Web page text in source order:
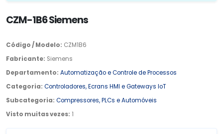
CZM-1B6 Siemens
Código / Modelo: CZM1B6
Fabricante: Siemens
Departamento: Automatização e Controle de Processos
Categoria: Controladores, Ecrans HMI e Gateways IoT
Subcategoria: Compressores, PLCs e Automóveis
Visto muitas vezes: 1